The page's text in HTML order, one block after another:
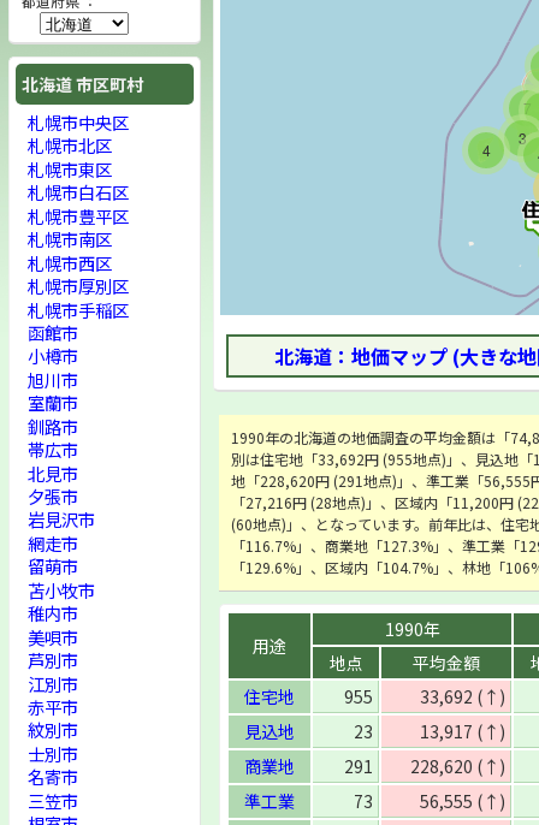
4
7
3
北海道：地価マップ (大きな
1990年の北海道の地価調査の平均金額は「
別は住宅地「33,692円 (955地点)」、見込地
地「228,620円 (291地点)」、準工業「56,555
「27,216円 (28地点)」、区域内「11,200円
(60地点)」、となっています。前年比は、住宅
「116.7%」、商業地「127.3%」、準工業「
「129.6%」、区域内「104.7%」、林地「
用途
1990年
地点
平均金額
住宅地
955
33,692 (↑)
見込地
23
13,917 (↑)
商業地
291
228,620 (↑)
準工業
73
56,555 (↑)
北海道 市区町村
札幌市中央区
札幌市北区
札幌市東区
札幌市白石区
札幌市豊平区
札幌市南区
札幌市西区
札幌市厚別区
札幌市手稲区
函館市
小樽市
旭川市
室蘭市
釧路市
帯広市
北見市
夕張市
岩見沢市
網走市
留萌市
苫小牧市
稚内市
美唄市
芦別市
江別市
赤平市
紋別市
士別市
名寄市
三笠市